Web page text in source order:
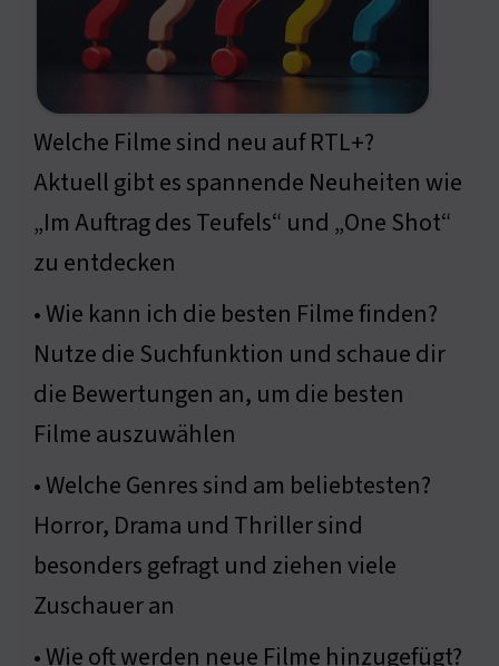
Welche Filme sind neu auf RTL+?
Aktuell gibt es spannende Neuheiten wie
„Im Auftrag des Teufels“ und „One Shot“
zu entdecken
• Wie kann ich die besten Filme finden?
Nutze die Suchfunktion und schaue dir
die Bewertungen an, um die besten
Filme auszuwählen
• Welche Genres sind am beliebtesten?
Horror, Drama und Thriller sind
besonders gefragt und ziehen viele
Zuschauer an
• Wie oft werden neue Filme hinzugefügt?